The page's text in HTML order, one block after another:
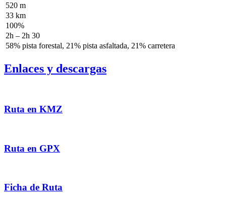
520 m
33 km
100%
2h – 2h 30
58% pista forestal, 21% pista asfaltada, 21% carretera
Enlaces y descargas
Ruta en KMZ
Ruta en GPX
Ficha de Ruta